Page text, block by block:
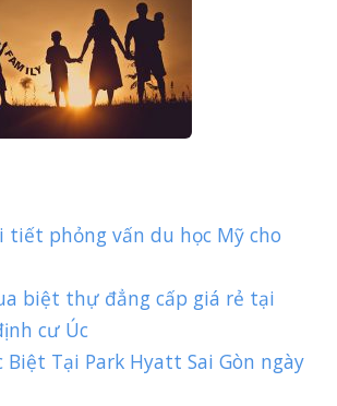
tiết phỏng vấn du học Mỹ cho
biệt thự đẳng cấp giá rẻ tại
cư Úc
Biệt Tại Park Hyatt Sai Gòn ngày